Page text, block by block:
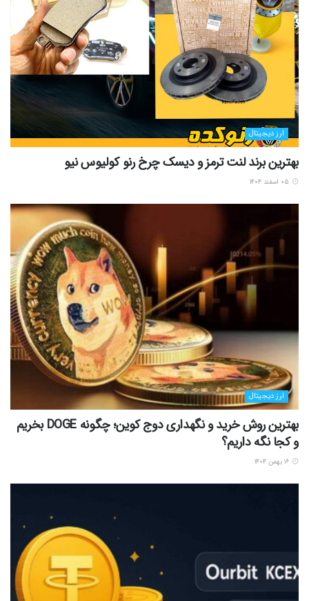
ارز دیجیتال
بهترین برند لنت ترمز و دیسک چرخ رنو کولیوس نیو
ارز دیجیتال
بهترین روش خرید و نگهداری دوج کوین؛ چگونه DOGE بخریم
و کجا نگه داریم؟